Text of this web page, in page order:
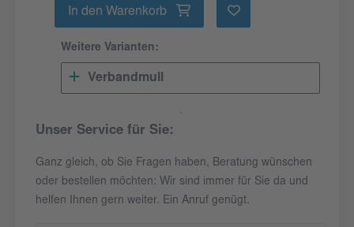
In den Warenkorb
Weitere Varianten:
Verbandmull
Unser Service für Sie:
Ganz gleich, ob Sie Fragen haben, Beratung wünschen
oder bestellen möchten: Wir sind immer für Sie da und
helfen Ihnen gern weiter. Ein Anruf genügt.